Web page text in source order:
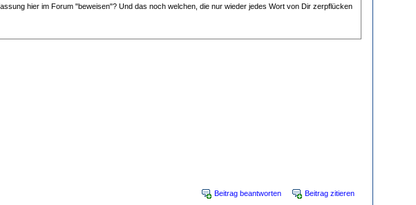
hier im Forum "beweisen"? Und das noch welchen, die nur wieder jedes Wort von Dir zerpflücken
Beitrag beantworten Beitrag zitieren